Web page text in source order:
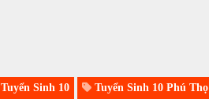
Tuyển Sinh 10 Tuyển Sinh 10 Phú Thọ